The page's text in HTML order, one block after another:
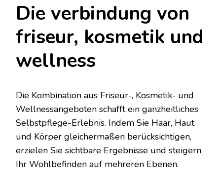
Die verbindung von
friseur, kosmetik und
wellness
Die Kombination aus Friseur-, Kosmetik- und
Wellnessangeboten schafft ein ganzheitliches
Selbstpflege-Erlebnis. Indem Sie Haar, Haut
und Körper gleichermaßen berücksichtigen,
erzielen Sie sichtbare Ergebnisse und steigern
Ihr Wohlbefinden auf mehreren Ebenen.